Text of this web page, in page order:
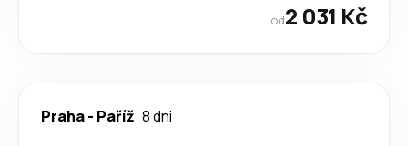
od2 031 Kč
Praha- Paříž 8 dni